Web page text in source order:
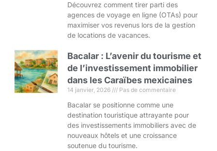
Découvrez comment tirer parti des
agences de voyage en ligne (OTAs) pour
maximiser vos revenus lors de la gestion
de locations de vacances.
Bacalar : L’avenir du tourisme et
de l’investissement immobilier
dans les Caraïbes mexicaines
14 janvier, 2026 Pas de commentaire
Bacalar se positionne comme une
destination touristique attrayante pour
des investissements immobiliers avec de
nouveaux hôtels et une croissance
soutenue du tourisme.